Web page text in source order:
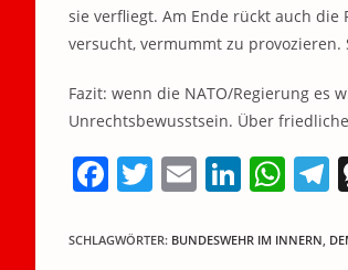
sie verfliegt. Am Ende rückt auch die
versucht, vermummt zu
Fazit: wenn die NATO/Regierung es
Unrechtsbewusstsein. Über
F
c
T
itt
E
ai
Li
k
W
at
T
e
SCHLAGWÖRTER: BUNDESWEHR IM INNERN,